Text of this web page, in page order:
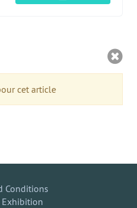
cet article
Conditions
Exhibition